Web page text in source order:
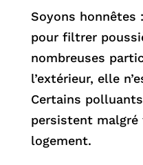
Soyons honnêtes
pour filtrer
nombreuses
l’extérieur, elle
Certains
persistent
logement.